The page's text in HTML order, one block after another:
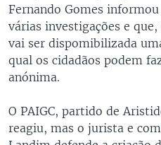
Fernando Gomes
várias investigações e
vai ser dispomibilizada
qual os cidadãos podem
anónima.
O PAIGC, partido de
reagiu, mas o jurista e